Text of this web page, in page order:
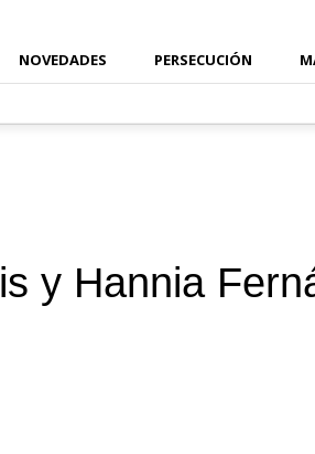
NOVEDADES PERSECUCIÓN
y Hannia